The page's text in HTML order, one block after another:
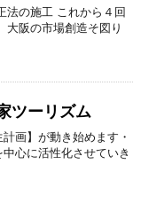
法の施工 これから４回
大阪の市場創造そ図り
ツーリズム
画】が動き始めます・
心に活性化させていき